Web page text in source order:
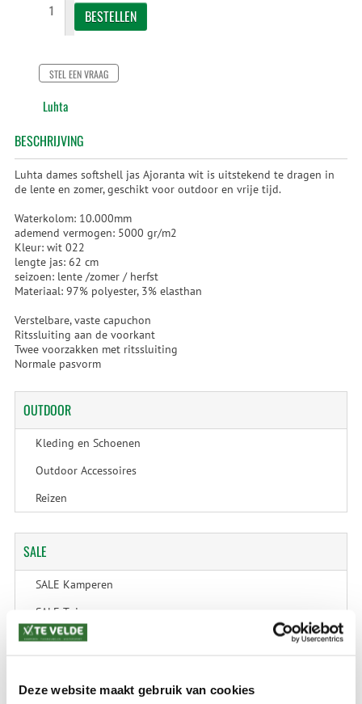
Deze website maakt gebruik van cookies
STEL EEN VRAAG
Luhta
BESCHRIJVING
Luhta dames softshell jas Ajoranta wit is uitstekend te dragen in
de lente en zomer, geschikt voor outdoor en vrije tijd.
Waterkolom: 10.000mm
ademend vermogen: 5000 gr/m2
Kleur: wit 022
lengte jas: 62 cm
seizoen: lente /zomer / herfst
Materiaal: 97% polyester, 3% elasthan
Verstelbare, vaste capuchon
Ritssluiting aan de voorkant
Twee voorzakken met ritssluiting
Normale pasvorm
OUTDOOR
Kleding en Schoenen
Outdoor Accessoires
Reizen
SALE
SALE Kamperen
SALE Tuin
SALE Recreatie
SALE Wintersport